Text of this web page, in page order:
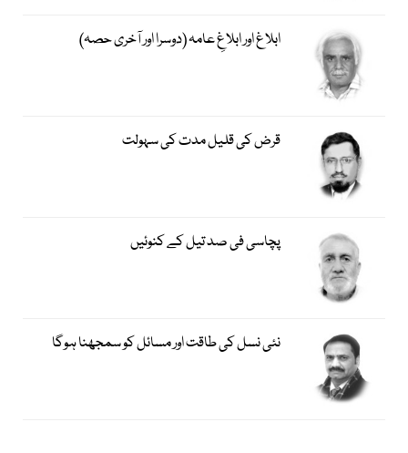
ابلاغ اور ابلاغِ عامہ (دوسرا اور آخری حصہ)
قرض کی قلیل مدت کی سہولت
پچاسی فی صد تیل کے کنوئیں
نئی نسل کی طاقت اور مسائل کو سمجھنا ہوگا